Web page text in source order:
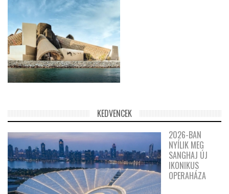
KEDVENCEK
2026-BAN
NYÍLIK MEG
SANGHAJ ÚJ
IKONIKUS
OPERAHÁZA